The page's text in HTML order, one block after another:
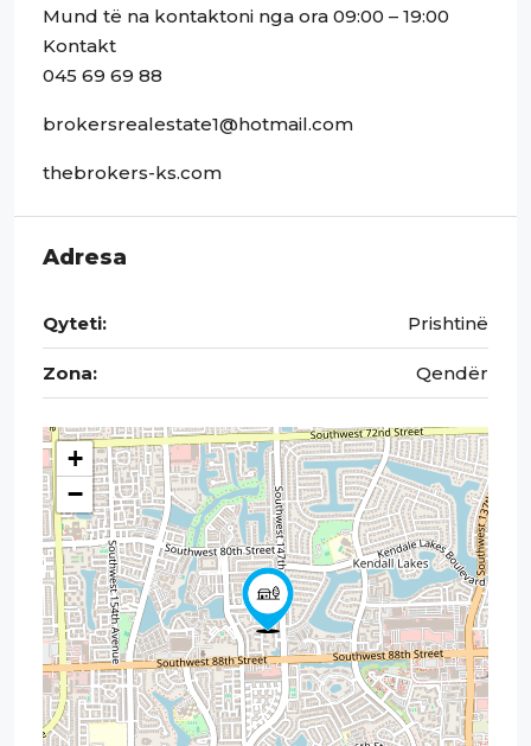
Mund të na kontaktoni nga ora 09:00 – 19:00
Kontakt
045 69 69 88
brokersrealestate1@hotmail.com
thebrokers-ks.com
Adresa
Qyteti: Prishtinë
Zona: Qendër
+
−